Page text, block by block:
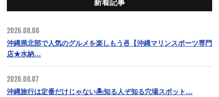
新着記事
2026.08.08
沖縄県北部で人気のグルメを楽しもう🍜【沖縄マリンスポーツ専門
店★水納…
2026.08.07
沖縄旅行は定番だけじゃない🏝️知る人ぞ知る穴場スポット…